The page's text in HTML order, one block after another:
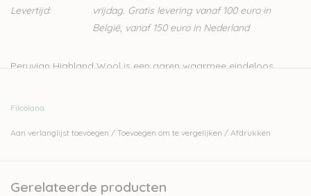
Levertijd:
vrijdag. Gratis levering vanaf 100 euro in
België, vanaf 150 euro in Nederland
Peruvian Highland Wool is een garen waarmee eindeloos
kleurwerk mee.
- naalden: 4-5 mm
Filcolana
Aan verlanglijst toevoegen / Toevoegen om te vergelijken / Afdrukken
Gerelateerde producten